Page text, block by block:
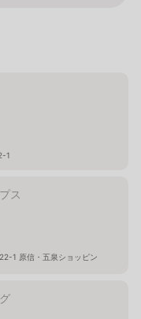
1
ス
1 原信・五泉ショッピン